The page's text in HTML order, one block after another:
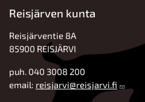
Reisjärven kunta
Reisjärventie 8A
85900 REISJÄRVI
puh. 040 3008 200
email: reisjarvi@reisjarvi.fi